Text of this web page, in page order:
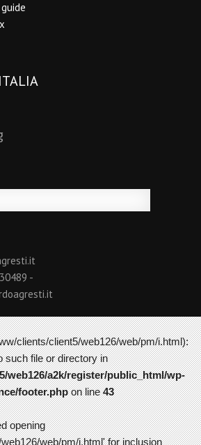
-
clients/client5/web126/web/pm/i.html):
such file or directory in
web126/a2k/register/public_html/wp-
footer.phpon line43
opening
web/pm/i.html' for inclusion